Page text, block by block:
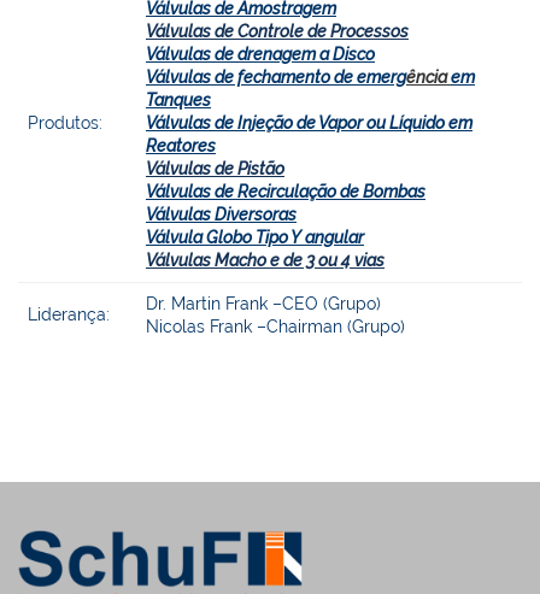
Produtos:
Válvulas de Amostragem
Válvulas de Controle de Processos
Válvulas de drenagem a Disco
Válvulas de fechamento de emergênciaem
Tanques
Válvulas de Injeção de Vapor ou Líquido em
Reatores
Válvulas de Pistão
Válvulas de Recirculação de Bombas
Válvulas Diversoras
Válvula Globo Tipo Y angular
Válvulas Macho e de 3 ou 4 vias
Liderança:
Dr. Martin Frank –CEO (Grupo)
Nicolas Frank –Chairman (Grupo)